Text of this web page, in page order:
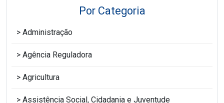
Por Categoria
Administração
Agência Reguladora
Agricultura
Assistência Social, Cidadania e Juventude